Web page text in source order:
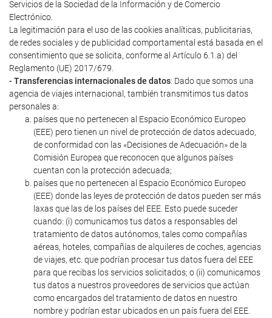
Servicios de la Sociedad de la Información y de Comercio
Electrónico.
La legitimación para el uso de las cookies analíticas, publicitarias,
de redes sociales y de publicidad comportamental está basada en el
consentimiento que se solicita, conforme al Artículo 6.1.a) del
Reglamento (UE) 2017/679.
- Transferencias internacionales de datos: Dado que somos una
agencia de viajes internacional, también transmitimos tus datos
personales a:
países que no pertenecen al Espacio Económico Europeo
(EEE) pero tienen un nivel de protección de datos adecuado,
de conformidad con las «Decisiones de Adecuación» de la
Comisión Europea que reconocen que algunos países
cuentan con la protección adecuada;
países que no pertenecen al Espacio Económico Europeo
(EEE) donde las leyes de protección de datos pueden ser más
laxas que las de los países del EEE. Esto puede suceder
cuando: (i) comunicamos tus datos a responsables del
tratamiento de datos autónomos, tales como compañías
aéreas, hoteles, compañías de alquileres de coches, agencias
de viajes, etc. que podrían procesar tus datos fuera del EEE
para que recibas los servicios solicitados; o (ii) comunicamos
tus datos a nuestros proveedores de servicios que actúan
como encargados del tratamiento de datos en nuestro
nombre y podrían estar ubicados en un país fuera del EEE.